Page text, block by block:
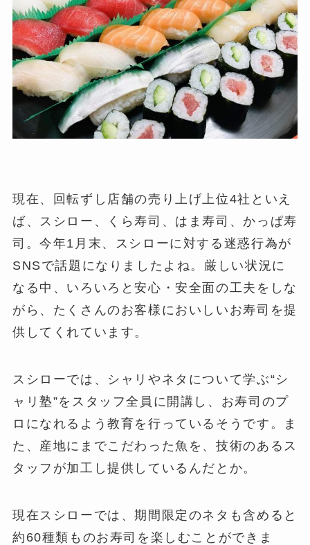
現在、回転ずし店舗の売り上げ上位4社といえ
ば、スシロー、くら寿司、はま寿司、かっぱ寿
司。今年1月末、スシローに対する迷惑行為が
SNSで話題になりましたよね。厳しい状況に
なる中、いろいろと安心・安全面の工夫をしな
がら、たくさんのお客様においしいお寿司を提
供してくれています。
スシローでは、シャリやネタについて学ぶ“シ
ャリ塾”をスタッフ全員に開講し、お寿司のプ
ロになれるよう教育を行っているそうです。ま
た、産地にまでこだわった魚を、技術のあるス
タッフが加工し提供しているんだとか。
現在スシローでは、期間限定のネタも含めると
約60種類ものお寿司を楽しむことができま